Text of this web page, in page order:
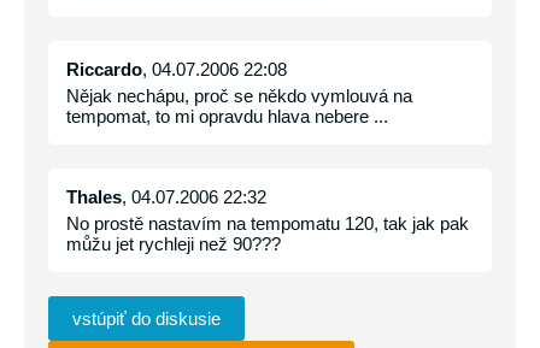
Riccardo, 04.07.2006 22:08
Nějak nechápu, proč se někdo vymlouvá na
tempomat, to mi opravdu hlava nebere ...
Thales, 04.07.2006 22:32
No prostě nastavím na tempomatu 120, tak jak pak
můžu jet rychleji než 90???
vstúpiť do diskusie